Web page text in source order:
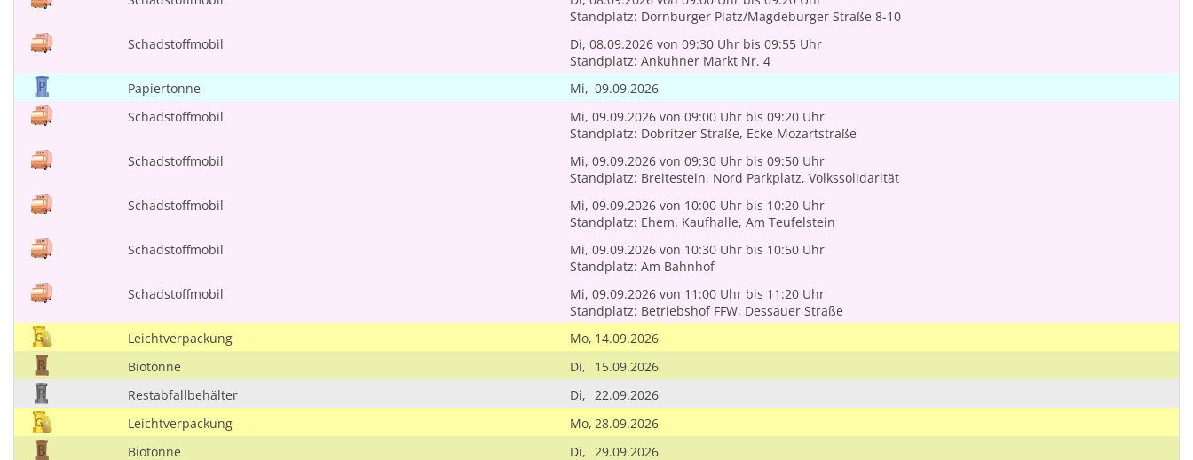
Standplatz: Dornburger Platz/Magdeburger Straße 8-10
Schadstoffmobil
Di, 08.09.2026 von 09:30 Uhr bis 09:55 Uhr
Standplatz: Ankuhner Markt Nr. 4
Papiertonne
Mi, 09.09.2026
Schadstoffmobil
Mi, 09.09.2026 von 09:00 Uhr bis 09:20 Uhr
Standplatz: Dobritzer Straße, Ecke Mozartstraße
Schadstoffmobil
Mi, 09.09.2026 von 09:30 Uhr bis 09:50 Uhr
Standplatz: Breitestein, Nord Parkplatz, Volkssolidarität
Schadstoffmobil
Mi, 09.09.2026 von 10:00 Uhr bis 10:20 Uhr
Standplatz: Ehem. Kaufhalle, Am Teufelstein
Schadstoffmobil
Mi, 09.09.2026 von 10:30 Uhr bis 10:50 Uhr
Standplatz: Am Bahnhof
Schadstoffmobil
Mi, 09.09.2026 von 11:00 Uhr bis 11:20 Uhr
Standplatz: Betriebshof FFW, Dessauer Straße
Leichtverpackung
Mo, 14.09.2026
Biotonne
Di,
15.09.2026
Restabfallbehälter
Di, 22.09.2026
Leichtverpackung
Mo, 28.09.2026
Biotonne
Di, 29.09.2026